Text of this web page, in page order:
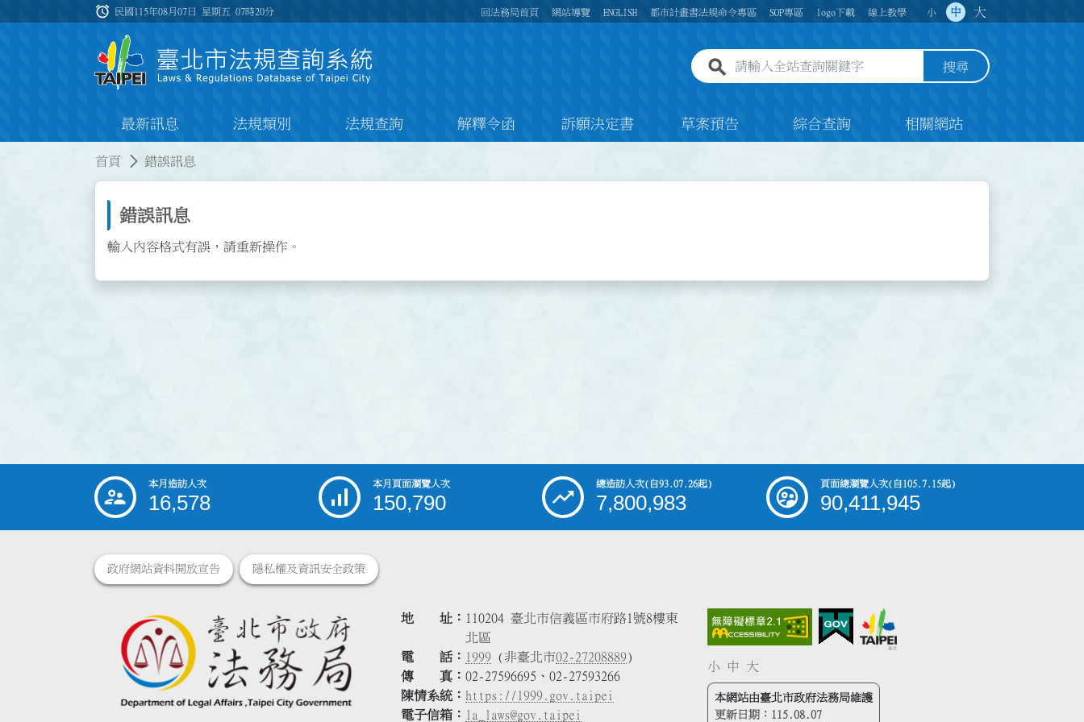
:::
alarm 民國115年08月07日 星期五07時20分 回法務局首頁 網站導覽 ENGLISH 都市計畫書法規命令專區 SOP專區 logo下載 線上教學 小 中 大
全站查詢關鍵字欄位 搜尋
最新訊息 法規類別 法規查詢 解釋令函 訴願決定書 草案預告 綜合查詢 相關網站
首頁 錯誤訊息
錯誤訊息
輸入內容格式有誤，請重新操作。
::: 本月造訪人次
16,578
本月頁面瀏覽人次
150,790
總造訪人次(自93.07.26起)
7,800,983
頁面總瀏覽人次(自105.7.15起)
90,411,945
政府網站資料開放宣告 隱私權及資訊安全政策
地 址
110204 臺北市信義區市府路1號8樓東
北區
電 話
1999 (非臺北市02-27208889)
傳 真
02-27596695、02-27593266
陳情系統
https://1999.gov.taipei
電子信箱
la_laws@gov.taipei
小 中 大
本網站由臺北市政府法務局維護
更新日期： 115.08.07